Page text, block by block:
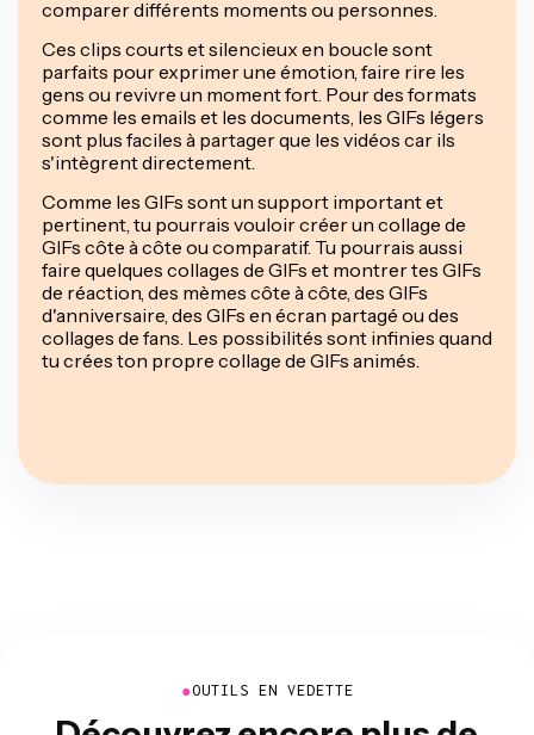
comparer différents moments ou personnes.
Ces clips courts et silencieux en boucle sont
parfaits pour exprimer une émotion, faire rire les
gens ou revivre un moment fort. Pour des formats
comme les emails et les documents, les GIFs légers
sont plus faciles à partager que les vidéos car ils
s'intègrent directement.
Comme les GIFs sont un support important et
pertinent, tu pourrais vouloir créer un collage de
GIFs côte à côte ou comparatif. Tu pourrais aussi
faire quelques collages de GIFs et montrer tes GIFs
de réaction, des mèmes côte à côte, des GIFs
d'anniversaire, des GIFs en écran partagé ou des
collages de fans. Les possibilités sont infinies quand
tu crées ton propre collage de GIFs animés.
●OUTILS EN VEDETTE